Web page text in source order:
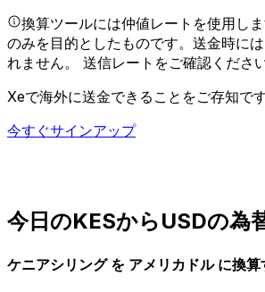
換算ツールには仲値レートを使用し
のみを目的としたものです。送金時に
れません。 送信レートをご確認ください
Xeで海外に送金できることをご存知で
今すぐサインアップ
今日のKESからUSDの為
ケニアシリング を アメリカドル に換算